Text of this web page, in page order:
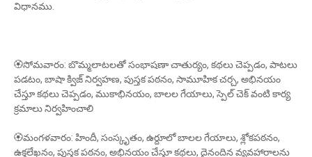
విధానము
🏵సోమవారం: బొమ్మలాటలతో సంభాషణా చాతుర్యం, కథలు చెప్పడం, పాటలు
పడటం, బాషా క్విజ్‌ నిర్వహణ, పుస్తక పఠనం, సామూహిక చర్చ, అభినయం
చేస్తూ కథలు చెప్పడం, ముకాభినయం, బాలల గేయాలు, స్పెల్‌ చెక్‌ వంటి కార్య
క్రమాలు నిర్వహించాలి
🏵మంగళవారం: హిందీ, సంస్కృతం, ఉర్దూలో బాలల గేయాలు, శ్లోకపఠనం,
ఉక్తలేఖనం, పుస్తక పఠనం, అభినయం చేస్తూ కథలు, దైనందిన వ్యవహారాలను